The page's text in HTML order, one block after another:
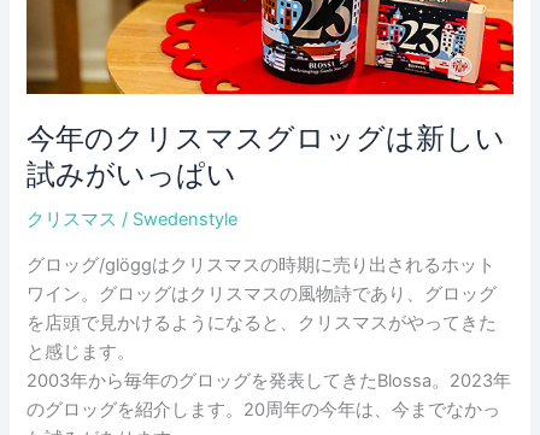
今年のクリスマスグロッグは新しい
試みがいっぱい
クリスマス / Swedenstyle
グロッグ/glöggはクリスマスの時期に売り出されるホット
ワイン。グロッグはクリスマスの風物詩であり、グロッグ
を店頭で見かけるようになると、クリスマスがやってきた
と感じます。
2003年から毎年のグロッグを発表してきたBlossa。2023年
のグロッグを紹介します。20周年の今年は、今までなかっ